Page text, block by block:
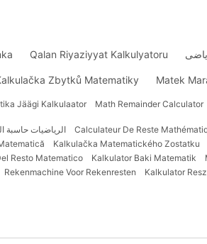
Qalan Riyaziyyat Kalkulyatoru
Zbytků Matematiky Matek
Jäägi Kalkulaator Math Remainder Calculator
الرياضيات حاسبة Calculateur De Reste
Kalkulačka Matematického Zostatku
Resto Matematico Kalkulator Baki Matematik
Rekenmachine Voor Rekenresten
Kalkulator